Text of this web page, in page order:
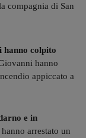
compagnia di San
hanno colpito
hanno
appiccato a
e in
arrestato un